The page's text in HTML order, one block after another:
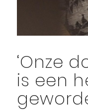
‘Onze
is een